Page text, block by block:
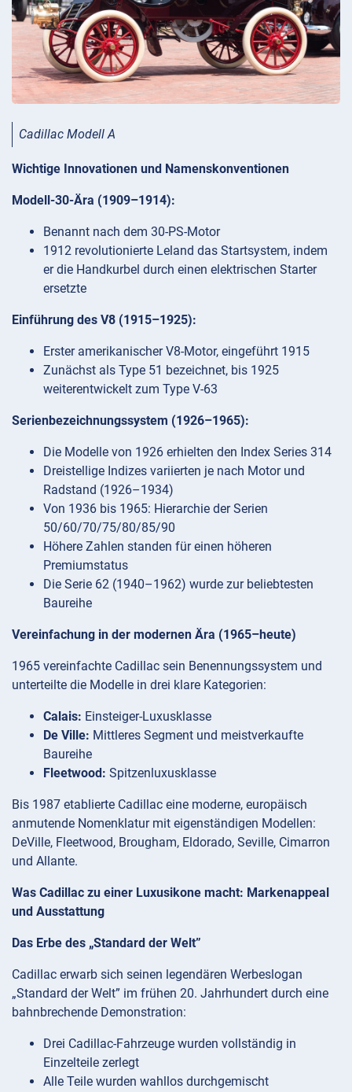
Cadillac Modell A
Wichtige Innovationen und Namenskonventionen
Modell-30-Ära (1909–1914):
Benannt nach dem 30-PS-Motor
1912 revolutionierte Leland das Startsystem, indem
er die Handkurbel durch einen elektrischen Starter
ersetzte
Einführung des V8 (1915–1925):
Erster amerikanischer V8-Motor, eingeführt 1915
Zunächst als Type 51 bezeichnet, bis 1925
weiterentwickelt zum Type V-63
Serienbezeichnungssystem (1926–1965):
Die Modelle von 1926 erhielten den Index Series 314
Dreistellige Indizes variierten je nach Motor und
Radstand (1926–1934)
Von 1936 bis 1965: Hierarchie der Serien
50/60/70/75/80/85/90
Höhere Zahlen standen für einen höheren
Premiumstatus
Die Serie 62 (1940–1962) wurde zur beliebtesten
Baureihe
Vereinfachung in der modernen Ära (1965–heute)
1965 vereinfachte Cadillac sein Benennungssystem und
unterteilte die Modelle in drei klare Kategorien:
Calais: Einsteiger-Luxusklasse
De Ville: Mittleres Segment und meistverkaufte
Baureihe
Fleetwood: Spitzenluxusklasse
Bis 1987 etablierte Cadillac eine moderne, europäisch
anmutende Nomenklatur mit eigenständigen Modellen:
DeVille, Fleetwood, Brougham, Eldorado, Seville, Cimarron
und Allante.
Was Cadillac zu einer Luxusikone macht: Markenappeal
und Ausstattung
Das Erbe des „Standard der Welt”
Cadillac erwarb sich seinen legendären Werbeslogan
„Standard der Welt” im frühen 20. Jahrhundert durch eine
bahnbrechende Demonstration:
Drei Cadillac-Fahrzeuge wurden vollständig in
Einzelteile zerlegt
Alle Teile wurden wahllos durchgemischt